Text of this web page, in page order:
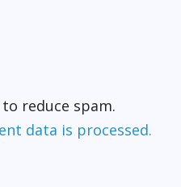
reduce spam.
data is processed.